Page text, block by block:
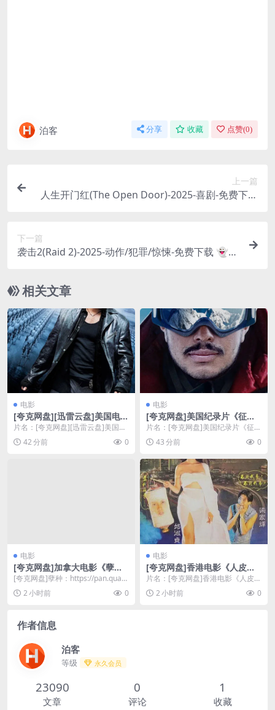
泊客 分享 收藏 点赞(0)
上一篇
人生开门红(The Open Door)-2025-喜剧-免费下载
下一篇
袭击2(Raid 2)-2025-动作/犯罪/惊悚-免费下载 👻肾
的突击搜查行动👻｜
相关文章
电影
[夸克网盘][迅雷云盘]美国电影
《我，机器人》（2004）动
作 / 科幻 / 悬疑 / 惊悚 豆瓣8.
3
片名：[夸克网盘][迅雷云盘]美国电
影《我，机器人》（2004）动
作 / 科幻 ...
42 分前 0
电影
[夸克网盘]美国纪录片《征服1
4座高峰：凡事皆可能》（202
1）豆瓣8.6
片名：[夸克网盘]美国纪录片《征服
14座高峰：凡事皆可能》（2021）
豆瓣8.6...
43 分前 0
电影
[夸克网盘]加拿大电影《孽
种》（2025）恐怖
[夸克网盘]孽种：https://pan.quar
k.cn/s/72319a2d...
2 小时前 0
电影
[夸克网盘]香港电影《人皮灯
笼》（1993）剧情 / 惊悚 豆
瓣6.8
片名：[夸克网盘]香港电影《人皮灯
笼》（1993）剧情 / 惊悚 豆瓣6.8
分...2 小时前 0
作者信息
泊客
等级 永久会员
23090
文章
0
评论
1
收藏